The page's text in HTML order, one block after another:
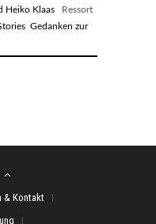
Heiko Klaas Ressort
Gedanken zur
& Kontakt